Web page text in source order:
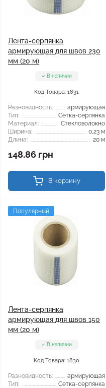
Лента-серпянка
армирующая для швов 230
мм (20 м)
В наличии
Код Товара: 1831
Разновидность:
армирующая
Тип:
Сетка-серпянка
Материал:
Стекловолокно
Ширина:
0,23 м
Длина:
20 м
148.86 грн
В корзину
Популярный
Лента-серпянка
армирующая для швов 150
мм (20 м)
В наличии
Код Товара: 1830
Разновидность:
армирующая
Тип:
Сетка-серпянка